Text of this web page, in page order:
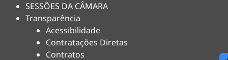
SESSÕES DA CÂMARA
Transparência
Acessibilidade
Contratações Diretas
Contratos